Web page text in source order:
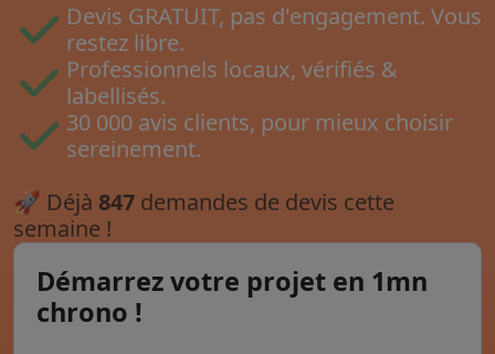
Devis GRATUIT, pas d'engagement. Vous
restez libre.
Professionnels locaux, vérifiés &
labellisés.
30 000 avis clients, pour mieux choisir
sereinement.
🚀 Déjà 847 demandes de devis cette
semaine !
Démarrez votre projet en 1mn
chrono !